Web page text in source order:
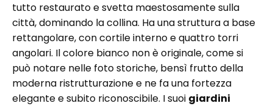
tutto restaurato e svetta maestosamente sulla
città, dominando la collina. Ha una struttura a base
rettangolare, con cortile interno e quattro torri
angolari. Il colore bianco non è originale, come si
può notare nelle foto storiche, bensì frutto della
moderna ristrutturazione e ne fa una fortezza
elegante e subito riconoscibile. I suoi giardini